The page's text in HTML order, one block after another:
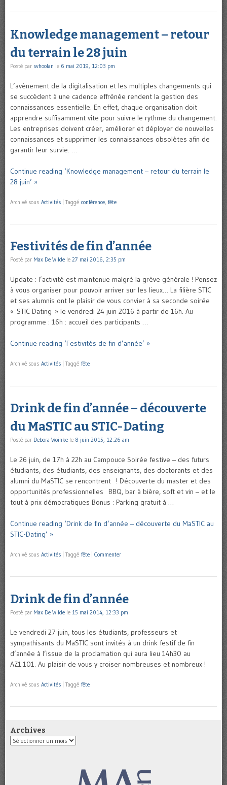
Knowledge management – retour
du terrain le 28 juin
Posté par svhoolan le 6 mai 2019, 12:03 pm
L’avènement de la digitalisation et les multiples changements qui
se succèdent à une cadence effrénée rendent la gestion des
connaissances essentielle. En effet, chaque organisation doit
apprendre suffisamment vite pour suivre le rythme du changement.
Les entreprises doivent créer, améliorer et déployer de nouvelles
connaissances et supprimer les connaissances obsolètes afin de
garantir leur survie. …
Continue reading ‘Knowledge management – retour du terrain le
28 juin’ »
Archivé sous Activités Taggé conférence fête
Festivités de fin d’année
Posté par Max De Wilde le 27 mai 2016, 2:35 pm
Update : l’activité est maintenue malgré la grève générale ! Pensez
à vous organiser pour pouvoir arriver sur les lieux… La filière STIC
et ses alumnis ont le plaisir de vous convier à sa seconde soirée
« STIC Dating » le vendredi 24 juin 2016 à partir de 16h. Au
programme : 16h : accueil des participants …
Continue reading ‘Festivités de fin d’année’ »
Archivé sous Activités Taggé fête
Drink de fin d’année – découverte
du MaSTIC au STIC-Dating
Posté par Debora Woinke le 8 juin 2015, 12:26 am
Le 26 juin, de 17h à 22h au Campouce Soirée festive – des futurs
étudiants, des étudiants, des enseignants, des doctorants et des
alumni du MaSTIC se rencontrent ! Découverte du master et des
opportunités professionnelles BBQ, bar à bière, soft et vin – et le
tout à prix démocratiques Bonus : Parking gratuit à …
Continue reading ‘Drink de fin d’année – découverte du MaSTIC au
STIC-Dating’ »
Archivé sous Activités Taggé fête Commenter
Drink de fin d’année
Posté par Max De Wilde le 15 mai 2014, 12:33 pm
Le vendredi 27 juin, tous les étudiants, professeurs et
sympathisants du MaSTIC sont invités à un drink festif de fin
d’année à l’issue de la proclamation qui aura lieu 14h30 au
AZ1.101. Au plaisir de vous y croiser nombreuses et nombreux !
Archivé sous Activités Taggé fête
Archives
Archives